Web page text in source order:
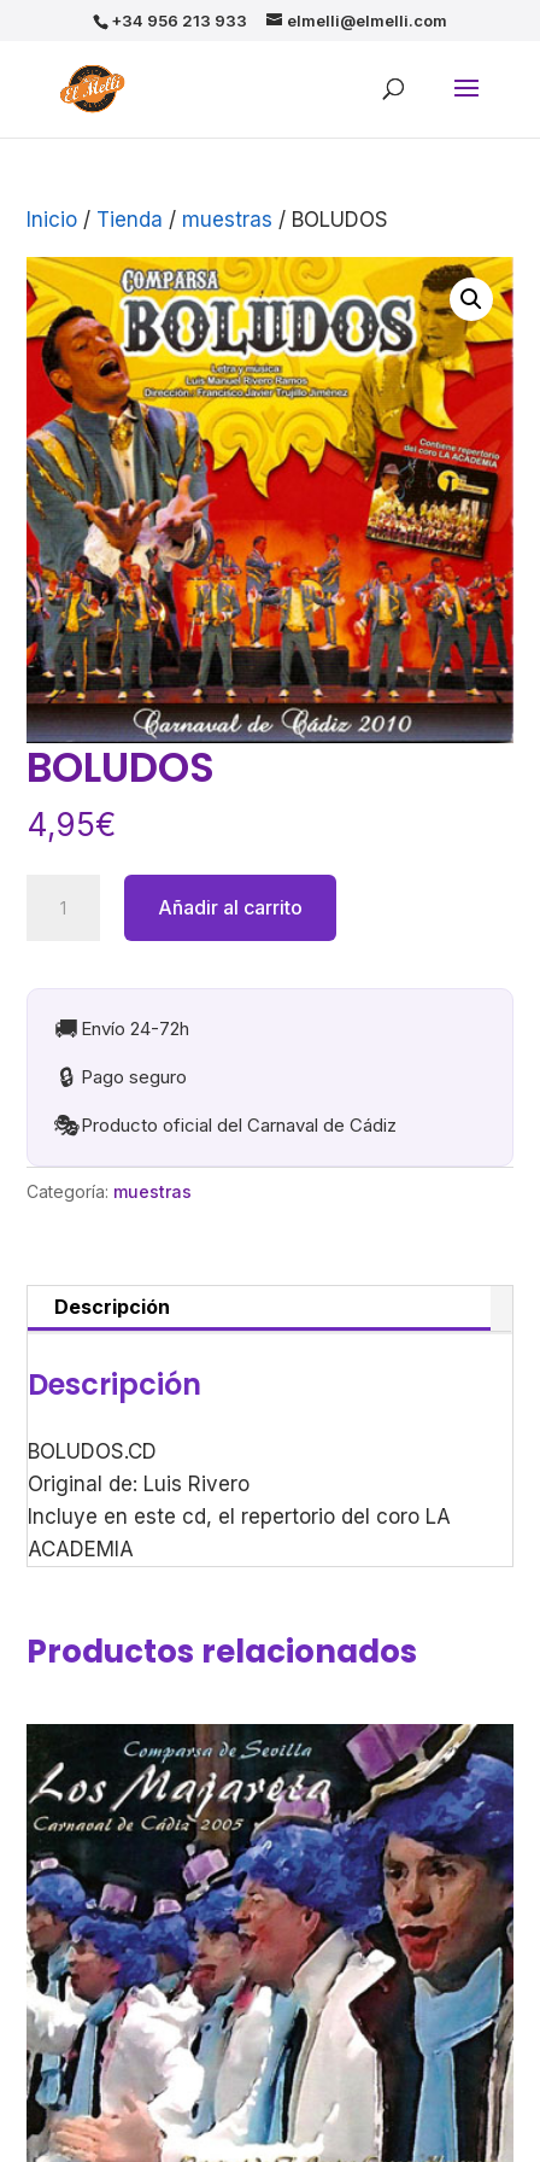
+34 956 213 933 elmelli@elmelli.com
Inicio / Tienda / muestras / BOLUDOS
BOLUDOS
4,95€
cantidad
Añadir al carrito
🚚 Envío 24-72h
🔒 Pago seguro
🎭Producto oficial del Carnaval de Cádiz
Categoría: muestras
Descripción
Descripción
BOLUDOS.CD
Original de: Luis Rivero
Incluye en este cd, el repertorio del coro LA
ACADEMIA
Productos relacionados